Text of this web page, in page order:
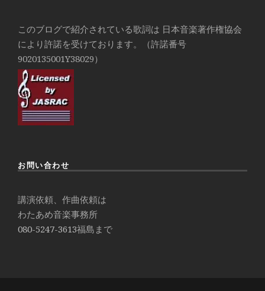
このブログで紹介されている歌詞は 日本音楽著作権協会
により許諾を受けております。（許諾番号
9020135001Y38029）
お問い合わせ
講演依頼、作曲依頼は
わたあめ音楽事務所
080-5247-3613福島まで